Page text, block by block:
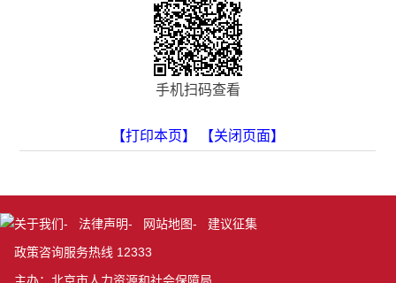
手机扫码查看
【打印本页】 【关闭页面】
关于我们- 法律声明- 网站地图- 建议征集
政策咨询服务热线 12333